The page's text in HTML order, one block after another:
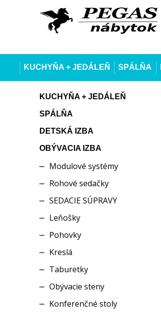
KUCHYŇA + JEDÁLEŇ SPÁLŇA
KUCHYŇA + JEDÁLEŇ
SPÁLŇA
DETSKÁ IZBA
OBÝVACIA IZBA
Modulové systémy
Rohové sedačky
SEDACIE SÚPRAVY
Leňošky
Pohovky
Kreslá
Taburetky
Obývacie steny
Konferenčné stoly